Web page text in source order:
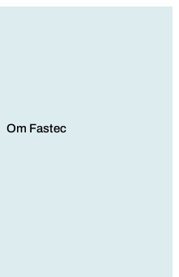
Om Fastec